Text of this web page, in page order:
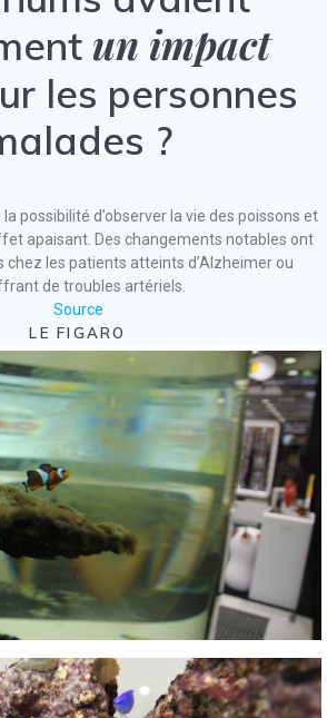
un impact
les personnes
?
possibilité d’observer la vie des poissons et
apaisant. Des changements notables ont
les patients atteints d’Alzheimer ou
de troubles artériels.
Source
LE FIGARO